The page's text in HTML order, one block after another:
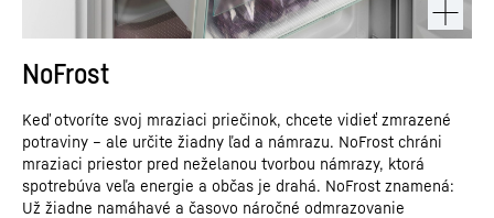
NoFrost
Keď otvoríte svoj mraziaci priečinok, chcete vidieť zmrazené
potraviny – ale určite žiadny ľad a námrazu. NoFrost chráni
mraziaci priestor pred neželanou tvorbou námrazy, ktorá
spotrebúva veľa energie a občas je drahá. NoFrost znamená:
Už žiadne namáhavé a časovo náročné odmrazovanie